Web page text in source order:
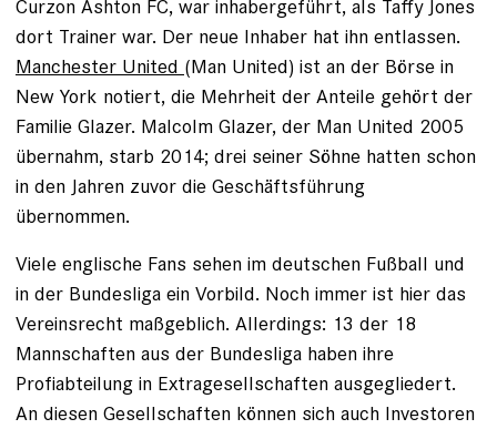
Curzon Ashton FC, war inhabergeführt, als Taffy Jones
dort Trainer war. Der neue Inhaber hat ihn entlassen.
Manchester United (Man United) ist an der Börse in
New York notiert, die Mehrheit der Anteile gehört der
Familie Glazer. Malcolm Glazer, der Man United 2005
übernahm, starb 2014; drei seiner Söhne hatten schon
in den Jahren zuvor die Geschäftsführung
übernommen.
Viele englische Fans sehen im deutschen Fußball und
in der Bundesliga ein Vorbild. Noch immer ist hier das
Vereinsrecht maßgeblich. Allerdings: 13 der 18
Mannschaften aus der Bundesliga haben ihre
Profiabteilung in Extragesellschaften ausgegliedert.
An diesen Gesellschaften können sich auch Investoren